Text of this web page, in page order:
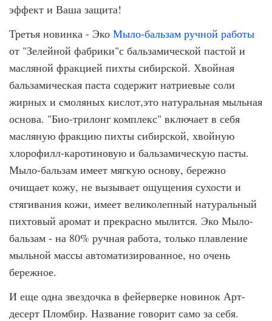
эффект и Ваша защита!
Третья новинка - Эко Мыло-бальзам ручной работы
от "Зелейной фабрики"с бальзамической пастой и
масляной фракцией пихты сибирской. Хвойная
бальзамическая паста содержит натриевые соли
жирных и смоляных кислот,это натуральная мыльная
основа. "Био-трилонг комплекс" включает в себя
масляную фракцию пихты сибирской, хвойную
хлорофилл-каротиновую и бальзамическую пасты.
Мыло-бальзам имеет мягкую основу, бережно
очищает кожу, не вызывает ощущения сухости и
стягивания кожи, имеет великолепный натуральный
пихтовый аромат и прекрасно мылится. Эко Мыло-
бальзам - на 80% ручная работа, только плавление
мыльной массы автоматизированное, но очень
бережное.
И еще одна звездочка в фейерверке новинок Арт-
десерт Пломбир. Название говорит само за себя.